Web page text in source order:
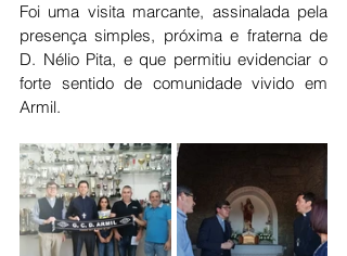
Foi uma visita marcante, assinalada pela
presença simples, próxima e fraterna de
D. Nélio Pita, e que permitiu evidenciar o
forte sentido de comunidade vivido em
Armil.